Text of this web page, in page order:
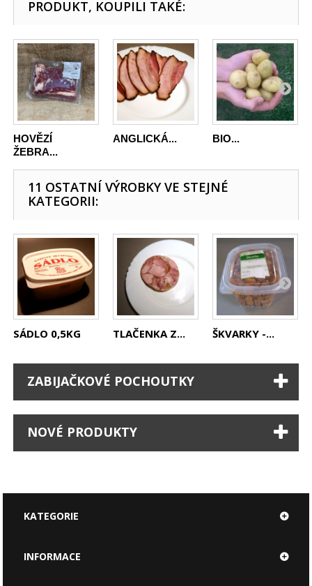
PRODUKT, KOUPILI TAKÉ:
HOVĚZÍ
ŽEBRA...
ANGLICKÁ... BIO...
11 OSTATNÍ VÝROBKY VE STEJNÉ
KATEGORII:
SÁDLO 0,5KG TLAČENKA Z... ŠKVARKY -...
ZABIJAČKOVÉ POCHOUTKY
NOVÉ PRODUKTY
KATEGORIE
INFORMACE